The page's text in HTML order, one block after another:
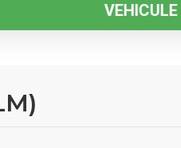
VEHICULE